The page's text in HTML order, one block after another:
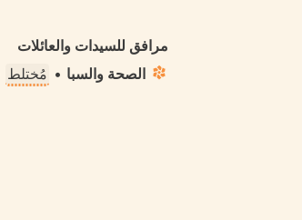
مرافق للسيدات والعائلات
الصحة والسبا • مُختلط